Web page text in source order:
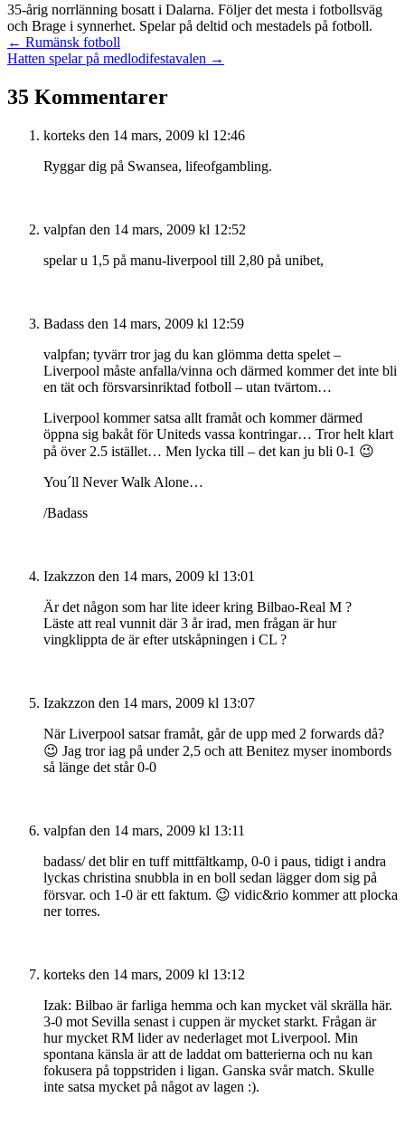
35-årig norrlänning bosatt i Dalarna. Följer det mesta i fotbollsväg
och Brage i synnerhet. Spelar på deltid och mestadels på fotboll.
Posts
navigation
← Rumänsk fotboll
Hatten spelar på medlodifestavalen →
35 Kommentarer
korteks den 14 mars, 2009 kl 12:46
Ryggar dig på Swansea, lifeofgambling.
valpfan den 14 mars, 2009 kl 12:52
spelar u 1,5 på manu-liverpool till 2,80 på unibet,
Badass den 14 mars, 2009 kl 12:59
valpfan; tyvärr tror jag du kan glömma detta spelet –
Liverpool måste anfalla/vinna och därmed kommer det inte bli
en tät och försvarsinriktad fotboll – utan tvärtom…
Liverpool kommer satsa allt framåt och kommer därmed
öppna sig bakåt för Uniteds vassa kontringar… Tror helt klart
på över 2.5 istället… Men lycka till – det kan ju bli 0-1 😉
You´ll Never Walk Alone…
/Badass
Izakzzon den 14 mars, 2009 kl 13:01
Är det någon som har lite ideer kring Bilbao-Real M ?
Läste att real vunnit där 3 år irad, men frågan är hur
vingklippta de är efter utskåpningen i CL ?
Izakzzon den 14 mars, 2009 kl 13:07
När Liverpool satsar framåt, går de upp med 2 forwards då?
😉 Jag tror iag på under 2,5 och att Benitez myser inombords
så länge det står 0-0
valpfan den 14 mars, 2009 kl 13:11
badass/ det blir en tuff mittfältkamp, 0-0 i paus, tidigt i andra
lyckas christina snubbla in en boll sedan lägger dom sig på
försvar. och 1-0 är ett faktum. 😉 vidic&rio kommer att plocka
ner torres.
korteks den 14 mars, 2009 kl 13:12
Izak: Bilbao är farliga hemma och kan mycket väl skrälla här.
3-0 mot Sevilla senast i cuppen är mycket starkt. Frågan är
hur mycket RM lider av nederlaget mot Liverpool. Min
spontana känsla är att de laddat om batterierna och nu kan
fokusera på toppstriden i ligan. Ganska svår match. Skulle
inte satsa mycket på något av lagen :).